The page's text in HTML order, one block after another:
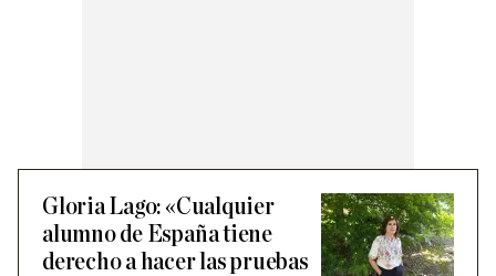
Gloria Lago: «Cualquier
alumno de España tiene
derecho a hacer las pruebas